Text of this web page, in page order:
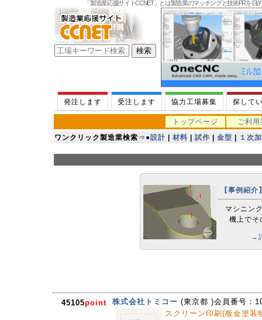
「製造業応援サイトCCNET」とは製造業のマッチングと技術PRを
発注します 受注します 協力工場募集 探して
トップページ
ご利用
ワンクリック製造業検索⇒ ●設計 材料 試作 金型 １次
【事例紹
マシニン
機上でそ
→
45105point 株式会社トミコー (東京都 )会員番号：
スクリーン印刷(板金塗装